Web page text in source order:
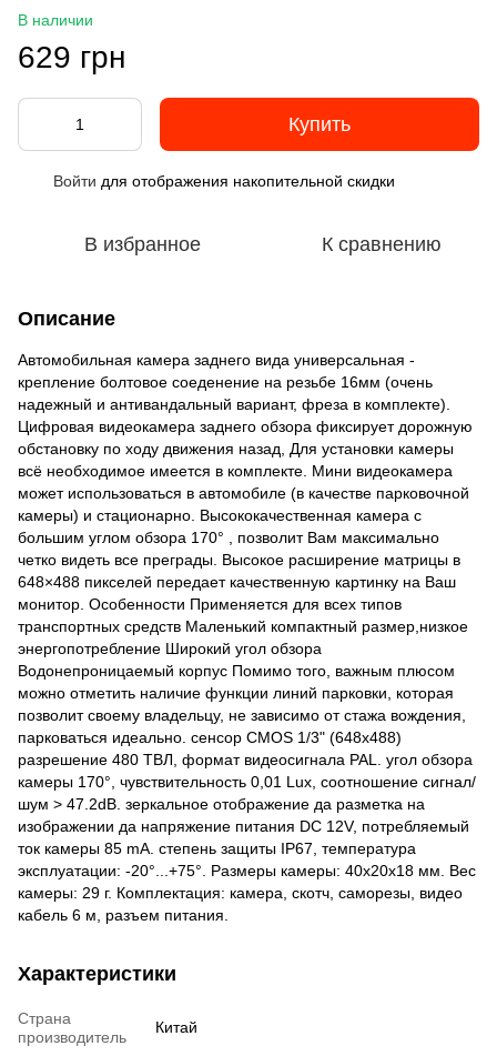
В наличии
629 грн
Купить
Войти для отображения накопительной скидки
В избранное К сравнению
Описание
Автомобильная камера заднего вида универсальная -
крепление болтовое соеденение на резьбе 16мм (очень
надежный и антивандальный вариант, фреза в комплекте).
Цифровая видеокамера заднего обзора фиксирует дорожную
обстановку по ходу движения назад, Для установки камеры
всё необходимое имеется в комплекте. Мини видеокамера
может использоваться в автомобиле (в качестве парковочной
камеры) и стационарно. Высококачественная камера с
большим углом обзора 170° , позволит Вам максимально
четко видеть все преграды. Высокое расширение матрицы в
648×488 пикселей передает качественную картинку на Ваш
монитор. Особенности Применяется для всех типов
транспортных средств Маленький компактный размер,низкое
энергопотребление Широкий угол обзора
Водонепроницаемый корпус Помимо того, важным плюсом
можно отметить наличие функции линий парковки, которая
позволит своему владельцу, не зависимо от стажа вождения,
парковаться идеально. сенсор CMOS 1/3" (648х488)
разрешение 480 ТВЛ, формат видеосигнала PAL. угол обзора
камеры 170°, чувствительность 0,01 Lux, соотношение сигнал/
шум > 47.2dB. зеркальное отображение да разметка на
изображении да напряжение питания DC 12V, потребляемый
ток камеры 85 mA. степень защиты IP67, температура
эксплуатации: -20°...+75°. Размеры камеры: 40х20х18 мм. Вес
камеры: 29 г. Комплектация: камера, скотч, саморезы, видео
кабель 6 м, разъем питания.
Характеристики
Страна
производитель
Китай